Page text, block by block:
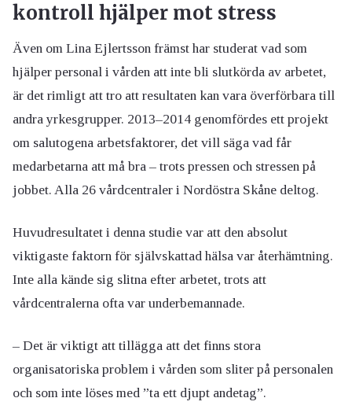
kontroll hjälper mot stress
Även om Lina Ejlertsson främst har studerat vad som
hjälper personal i vården att inte bli slutkörda av arbetet,
är det rimligt att tro att resultaten kan vara överförbara till
andra yrkesgrupper. 2013–2014 genomfördes ett projekt
om salutogena arbetsfaktorer, det vill säga vad får
medarbetarna att må bra – trots pressen och stressen på
jobbet. Alla 26 vårdcentraler i Nordöstra Skåne deltog.
Huvudresultatet i denna studie var att den absolut
viktigaste faktorn för självskattad hälsa var återhämtning.
Inte alla kände sig slitna efter arbetet, trots att
vårdcentralerna ofta var underbemannade.
– Det är viktigt att tillägga att det finns stora
organisatoriska problem i vården som sliter på personalen
och som inte löses med ”ta ett djupt andetag”.